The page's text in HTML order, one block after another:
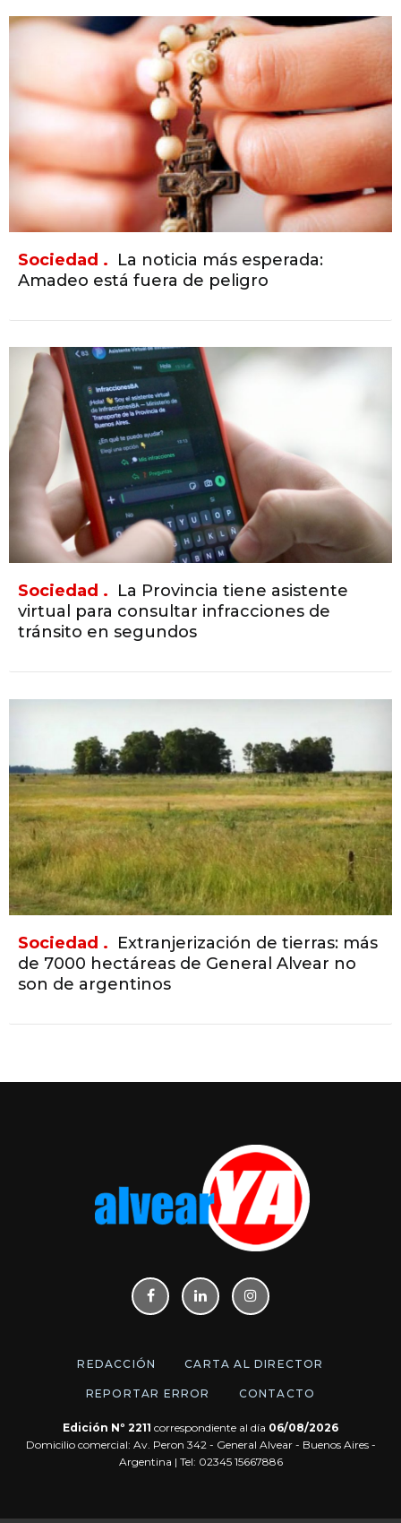
Sociedad . La noticia más esperada:
Amadeo está fuera de peligro
Sociedad . La Provincia tiene asistente
virtual para consultar infracciones de
tránsito en segundos
Sociedad . Extranjerización de tierras: más
de 7000 hectáreas de General Alvear no
son de argentinos
REDACCIÓN CARTA AL DIRECTOR
REPORTAR ERROR CONTACTO
Edición Nº 2211 correspondiente al día 06/08/2026
Domicilio comercial: Av. Peron 342 - General Alvear - Buenos Aires -
Argentina | Tel: 02345 15667886